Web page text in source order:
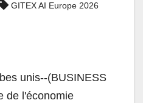
GITEX AI Europe 2026
unis--(BUSINESS
de l'économie